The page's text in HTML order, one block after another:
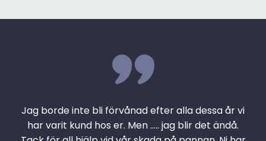
Jag borde inte bli förvånad efter alla dessa år vi
har varit kund hos er. Men ….. jag blir det ändå.